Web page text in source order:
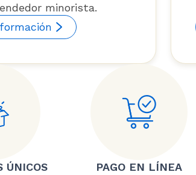
minorista.
ÚNICOS PAGO EN LÍNEA